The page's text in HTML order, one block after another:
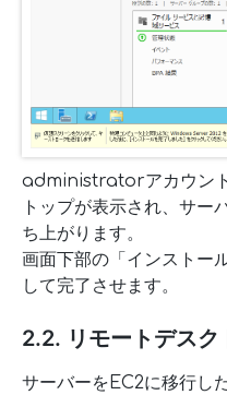
administratorアカウント
トップが表示され、サー
ち上がります。
画面下部の「インストー
して完了させます。
2.2. リモートデス
サーバーをEC2に移行し